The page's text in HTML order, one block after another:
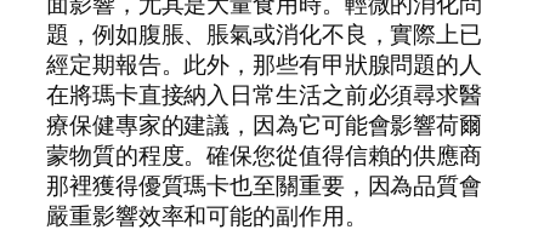
題，例如腹脹、脹氣或消化不良，實際上已
經定期報告。此外，那些有甲狀腺問題的人
在將瑪卡直接納入日常生活之前必須尋求醫
療保健專家的建議，因為它可能會影響荷爾
蒙物質的程度。確保您從值得信賴的供應商
那裡獲得優質瑪卡也至關重要，因為品質會
嚴重影響效率和可能的副作用。